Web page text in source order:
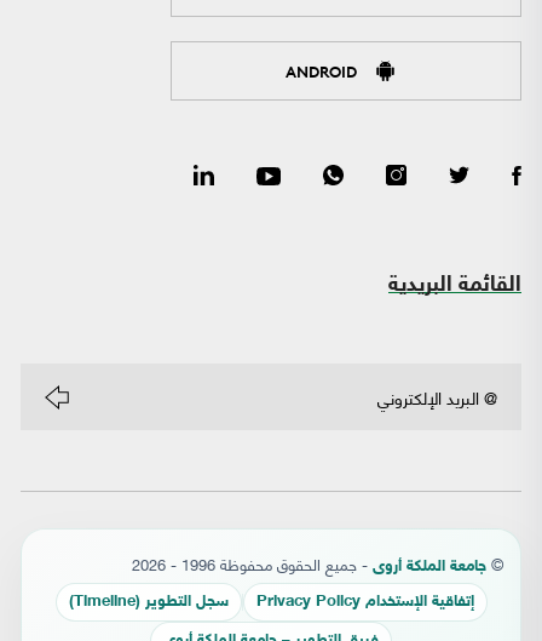
ANDROID
القائمة البريدية
© جامعة الملكة أروى - جميع الحقوق محفوظة 1996 - 2026
إتفاقية الإستخدام Privacy Policy سجل التطوير (Timeline)